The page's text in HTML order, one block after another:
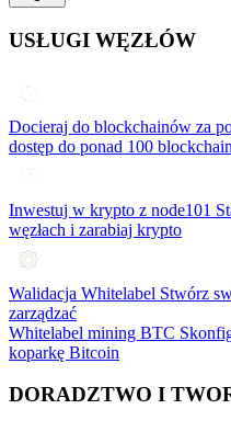
USŁUGI WĘZŁÓW
Docieraj do blockchainów za
dostęp do ponad 100
Inwestuj w krypto z node101
węzłach i zarabiaj krypto
Walidacja Whitelabel Stwórz
zarządzać
Whitelabel mining BTC
koparkę Bitcoin
DORADZTWO I